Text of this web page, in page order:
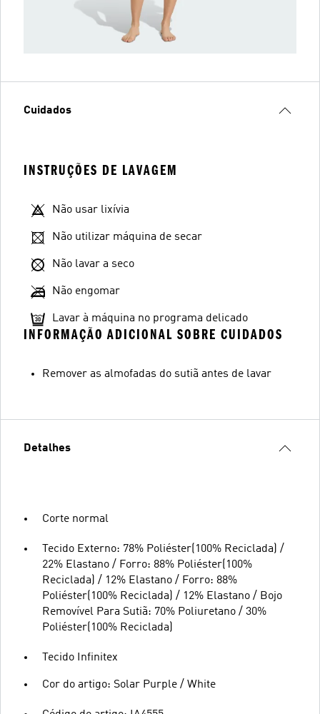
Cuidados
INSTRUÇÕES DE LAVAGEM
Não usar lixívia
Não utilizar máquina de secar
Não lavar a seco
Não engomar
Lavar à máquina no programa delicado
INFORMAÇÃO ADICIONAL SOBRE CUIDADOS
Remover as almofadas do sutiã antes de lavar
Detalhes
Corte normal
Tecido Externo: 78% Poliéster(100% Reciclada) /
22% Elastano / Forro: 88% Poliéster(100%
Reciclada) / 12% Elastano / Forro: 88%
Poliéster(100% Reciclada) / 12% Elastano / Bojo
Removível Para Sutiã: 70% Poliuretano / 30%
Poliéster(100% Reciclada)
Tecido Infinitex
Cor do artigo: Solar Purple / White